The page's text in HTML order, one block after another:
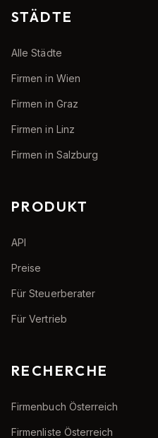
STÄDTE
Alle Städte
Firmen in Wien
Firmen in Graz
Firmen in Linz
Firmen in Salzburg
PRODUKT
API
Preise
Für Steuerberater
Für Vertrieb
RECHERCHE
Firmenbuch Österreich
Firmenliste Österreich